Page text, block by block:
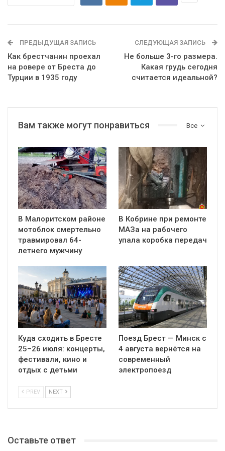
ПРЕДЫДУЩАЯ ЗАПИСЬ
Как брестчанин проехал
на ровере от Бреста до
Турции в 1935 году
СЛЕДУЮЩАЯ ЗАПИСЬ
Не больше 3-го размера.
Какая грудь сегодня
считается идеальной?
Все
Вам также могут понравиться
В Малоритском районе
мотоблок смертельно
травмировал 64-
летнего мужчину
В Кобрине при ремонте
МАЗа на рабочего
упала коробка передач
Куда сходить в Бресте
25–26 июля: концерты,
фестивали, кино и
отдых с детьми
Поезд Брест — Минск с
4 августа вернётся на
современный
электропоезд
PREV NEXT
Оставьте ответ